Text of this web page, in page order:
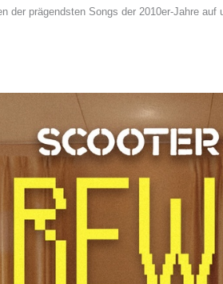
der prägendsten Songs der 2010er-Jahre